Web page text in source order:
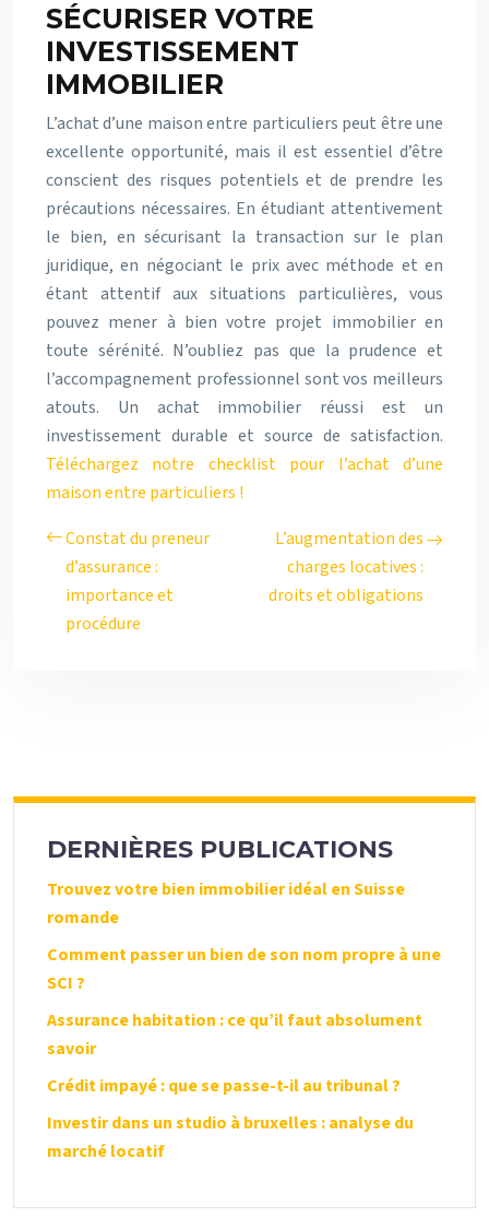
SÉCURISER VOTRE
INVESTISSEMENT
IMMOBILIER
L’achat d’une maison entre particuliers peut être une
excellente opportunité, mais il est essentiel d’être
conscient des risques potentiels et de prendre les
précautions nécessaires. En étudiant attentivement
le bien, en sécurisant la transaction sur le plan
juridique, en négociant le prix avec méthode et en
étant attentif aux situations particulières, vous
pouvez mener à bien votre projet immobilier en
toute sérénité. N’oubliez pas que la prudence et
l’accompagnement professionnel sont vos meilleurs
atouts. Un achat immobilier réussi est un
investissement durable et source de satisfaction.
Téléchargez notre checklist pour l’achat d’une
maison entre particuliers !
Constat du preneur
d’assurance :
importance et
procédure
L’augmentation des
charges locatives :
droits et obligations
DERNIÈRES PUBLICATIONS
Trouvez votre bien immobilier idéal en Suisse
romande
Comment passer un bien de son nom propre à une
SCI ?
Assurance habitation : ce qu’il faut absolument
savoir
Crédit impayé : que se passe-t-il au tribunal ?
Investir dans un studio à bruxelles : analyse du
marché locatif